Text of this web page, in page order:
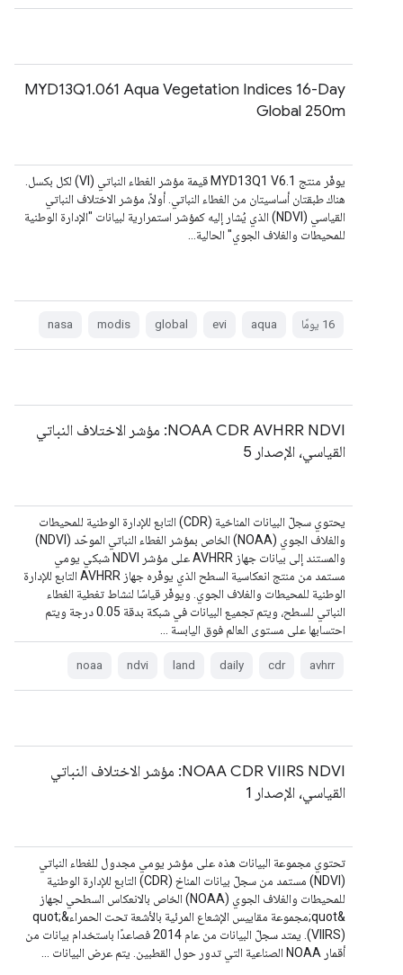
MYD13Q1.061 Aqua Vegetation Indices 16-Day
Global 250m
يوفّر منتج MYD13Q1 V6.1 قيمة مؤشر الغطاء النباتي (VI) لكل بكسل.
هناك طبقتان أساسيتان من الغطاء النباتي. أولاً، مؤشر الاختلاف النباتي
القياسي (NDVI) الذي يُشار إليه كمؤشر استمرارية لبيانات "الإدارة الوطنية
للمحيطات والغلاف الجوي" الحالية…
‫16 يومًا aqua
evi
global
modis
nasa
NOAA CDR AVHRR NDVI: مؤشر الاختلاف النباتي
القياسي، الإصدار 5
يحتوي سجلّ البيانات المناخية (CDR) التابع للإدارة الوطنية للمحيطات
والغلاف الجوي (NOAA) الخاص بمؤشر الغطاء النباتي الموحّد (NDVI)
والمستند إلى بيانات جهاز AVHRR على مؤشر NDVI شبكي يومي
مستمد من منتج انعكاسية السطح الذي يوفّره جهاز AVHRR التابع للإدارة
الوطنية للمحيطات والغلاف الجوي. ويوفّر قياسًا لنشاط تغطية الغطاء
النباتي للسطح، ويتم تجميع البيانات في شبكة بدقة 0.05 درجة ويتم
احتسابها على مستوى العالم فوق اليابسة …
avhrr
cdr
daily
land
ndvi
noaa
NOAA CDR VIIRS NDVI: مؤشر الاختلاف النباتي
القياسي، الإصدار 1
تحتوي مجموعة البيانات هذه على مؤشر يومي مجدول للغطاء النباتي
(NDVI) مستمد من سجلّ بيانات المناخ (CDR) التابع للإدارة الوطنية
للمحيطات والغلاف الجوي (NOAA) الخاص بالانعكاس السطحي لجهاز
&quot;مجموعة مقاييس الإشعاع المرئية بالأشعة تحت الحمراء&quot;
(VIIRS). يمتد سجلّ البيانات من عام 2014 فصاعدًا باستخدام بيانات من
أقمار NOAA الصناعية التي تدور حول القطبين. يتم عرض البيانات …